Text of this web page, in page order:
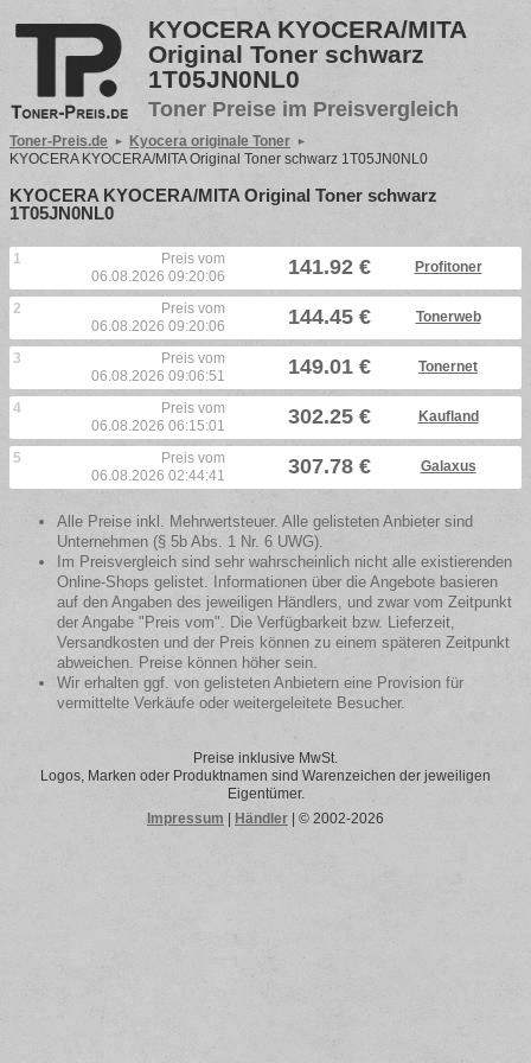
KYOCERA KYOCERA/MITA
Original Toner schwarz
1T05JN0NL0
Toner Preise im Preisvergleich
Toner-Preis.de
Kyocera originale Toner
KYOCERA KYOCERA/MITA Original Toner schwarz 1T05JN0NL0
KYOCERA KYOCERA/MITA Original Toner schwarz
1T05JN0NL0
1
Preis vom
06.08.2026 09:20:06
141.92 € Profitoner
2
Preis vom
06.08.2026 09:20:06
144.45 € Tonerweb
3
Preis vom
06.08.2026 09:06:51
149.01 € Tonernet
4
Preis vom
06.08.2026 06:15:01
302.25 € Kaufland
5
Preis vom
06.08.2026 02:44:41
307.78 € Galaxus
Alle Preise inkl. Mehrwertsteuer. Alle gelisteten Anbieter sind
Unternehmen (§ 5b Abs. 1 Nr. 6 UWG).
Im Preisvergleich sind sehr wahrscheinlich nicht alle existierenden
Online-Shops gelistet. Informationen über die Angebote basieren
auf den Angaben des jeweiligen Händlers, und zwar vom Zeitpunkt
der Angabe "Preis vom". Die Verfügbarkeit bzw. Lieferzeit,
Versandkosten und der Preis können zu einem späteren Zeitpunkt
abweichen. Preise können höher sein.
Wir erhalten ggf. von gelisteten Anbietern eine Provision für
vermittelte Verkäufe oder weitergeleitete Besucher.
Preise inklusive MwSt.
Logos, Marken oder Produktnamen sind Warenzeichen der jeweiligen
Eigentümer.
Impressum
Händler | © 2002-2026